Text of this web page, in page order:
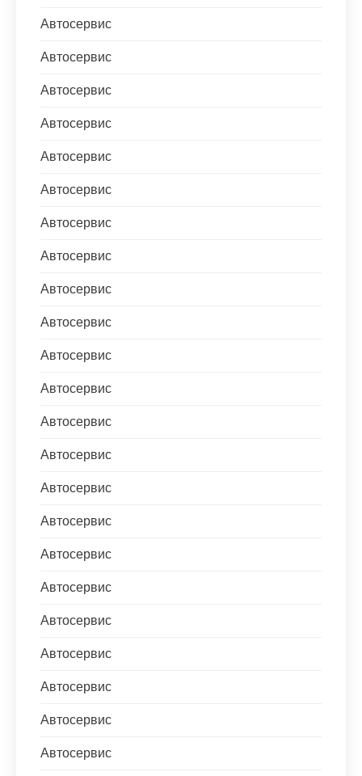
Автосервис
Автосервис
Автосервис
Автосервис
Автосервис
Автосервис
Автосервис
Автосервис
Автосервис
Автосервис
Автосервис
Автосервис
Автосервис
Автосервис
Автосервис
Автосервис
Автосервис
Автосервис
Автосервис
Автосервис
Автосервис
Автосервис
Автосервис